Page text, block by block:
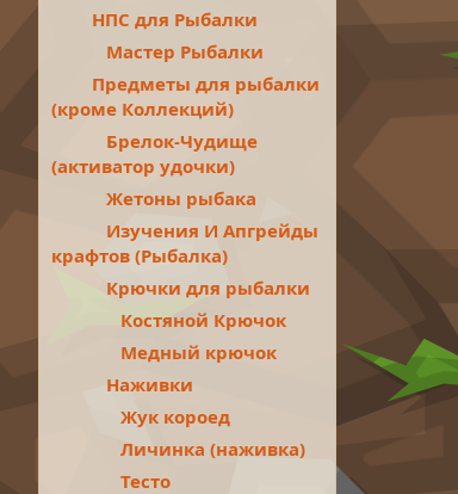
НПС для Рыбалки
Мастер Рыбалки
Предметы для рыбалки
(кроме Коллекций)
Брелок-Чудище
(активатор удочки)
Жетоны рыбака
Изучения И Апгрейды
крафтов (Рыбалка)
Крючки для рыбалки
Костяной Крючок
Медный крючок
Наживки
Жук короед
Личинка (наживка)
Тесто